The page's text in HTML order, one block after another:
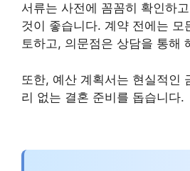
서류는 사전에 꼼꼼히 확인하
것이 좋습니다. 계약 전에는 모
토하고, 의문점은 상담을 통해
또한, 예산 계획서는 현실적인
리 없는 결혼 준비를 돕습니다.